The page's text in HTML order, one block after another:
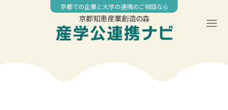
京都での企業と大学の連携のご相談なら
京都知恵産業創造の森